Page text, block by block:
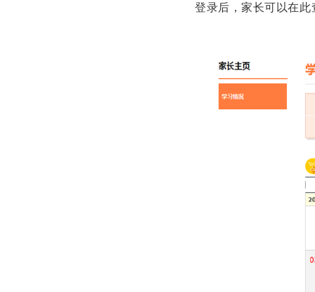
登录后，家长可以在此